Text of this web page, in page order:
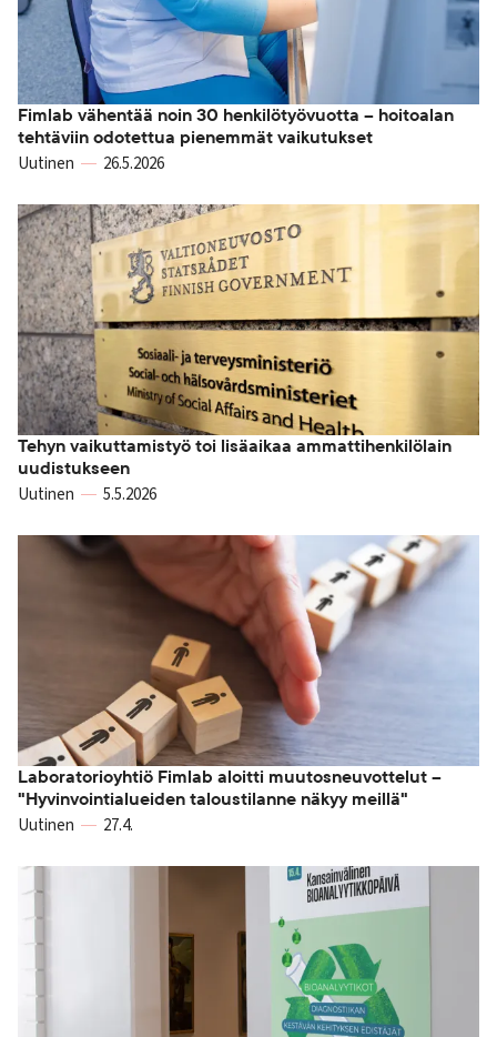
Fimlab vähentää noin 30 henkilötyövuotta – hoitoalan
tehtäviin odotettua pienemmät vaikutukset
Uutinen 26.5.2026
Tehyn vaikuttamistyö toi lisäaikaa ammattihenkilölain
uudistukseen
Uutinen 5.5.2026
Laboratorioyhtiö Fimlab aloitti muutosneuvottelut –
"Hyvinvointialueiden taloustilanne näkyy meillä"
Uutinen 27.4.